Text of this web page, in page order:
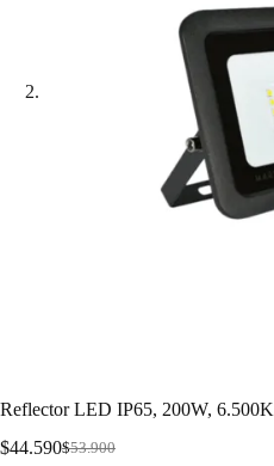
Reflector LED IP65, 200W, 6.500K
$53.900
$44.590